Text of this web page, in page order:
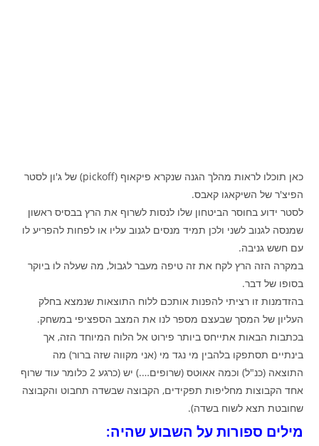
כאן תוכלו לראות מהלך הגנה שנקרא פיקאוף (pickoff) של ג'ון לסטר
הפיצ'ר של השיקאגו קאבס.
לסטר ידוע בחוסר הביטחון שלו לנסות לשרוף את הרץ בבסיס ראשון
שמנסה לגנוב לשני ולכן תמיד מנסים לגנוב עליו או לפחות להפריע לו
עם חשש גניבה.
במקרה הזה הרץ לקח את זה טיפה מעבר לגבול, מה שעלה לו ביוקר
בסופו של דבר.
בהזדמנות זו רציתי להפנות אותכם ללוח התוצאות שנמצא בחלק
העליון של המסך שבעצם מספר לנו את המצב הספציפי במשחק.
בכתבות הבאות אתייחס ביותר פירוט אל הלוח המיוחד הזה, אך
בינתיים תסתפקו בלהבין מי נגד מי (אני מקווה שזה ברור) מה
התוצאה (כנ"ל) וכמה אאוּטס (שרופים….) יש (כרגע 2 כלומר עוד שרוף
אחד הקבוצות מחליפות תפקידים, הקבוצה שבשדה תחבוט והקבוצה
שחובטת תצא לשוח בשדה).
מילים ספורות על השבוע שהיה: